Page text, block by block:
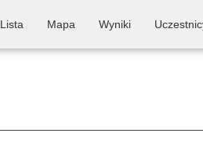
Lista Mapa Wyniki